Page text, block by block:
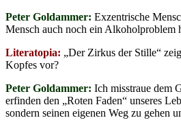
Peter Goldammer: Exzentrische
Mensch auch noch ein Alkoholproblem
Literatopia: „Der Zirkus der Stille“
Kopfes vor?
Peter Goldammer: Ich misstraue dem
erfinden den „Roten Faden“ unseres
sondern seinen eigenen Weg zu gehen